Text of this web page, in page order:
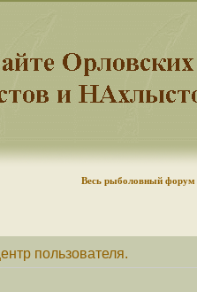
Весь рыболовный форум
пользователя.